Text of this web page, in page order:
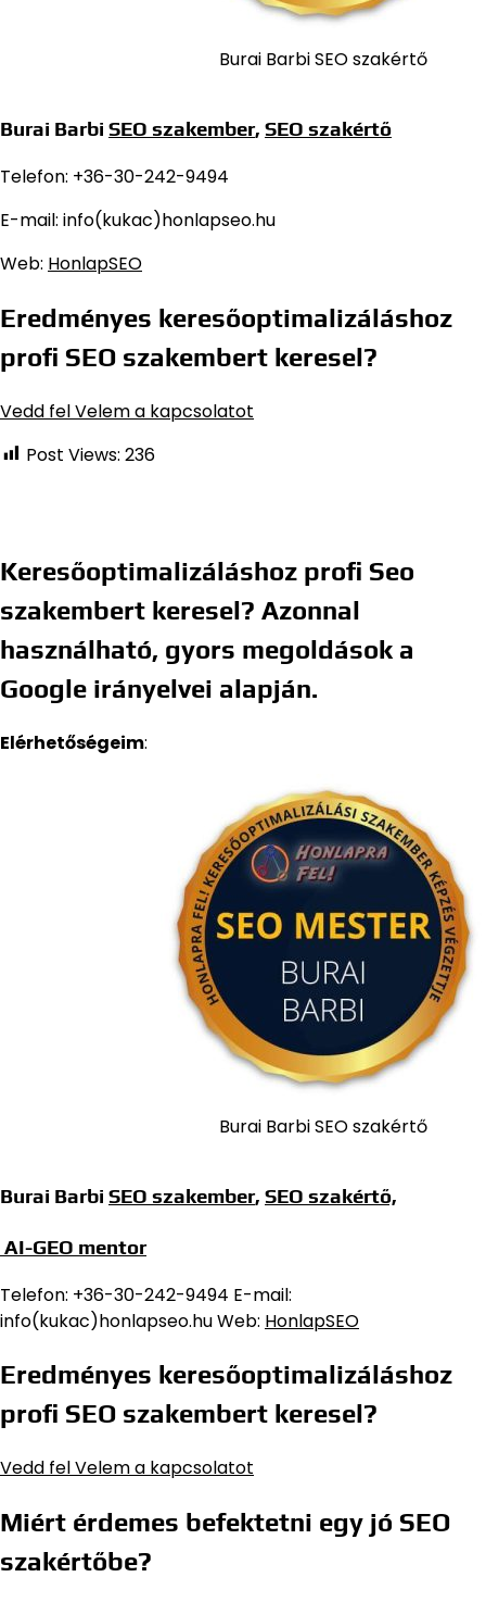
Burai Barbi SEO szakértő
Burai Barbi SEO szakember, SEO szakértő
Telefon: +36-30-242-9494
E-mail: info(kukac)honlapseo.hu
Web: HonlapSEO
Eredményes keresőoptimalizáláshoz
profi SEO szakembert keresel?
Vedd fel Velem a kapcsolatot
Post Views: 236
Keresőoptimalizáláshoz profi Seo
szakembert keresel? Azonnal
használható, gyors megoldások a
Google irányelvei alapján.
Elérhetőségeim:
Burai Barbi SEO szakértő
Burai Barbi SEO szakember, SEO szakértő,
AI-GEO mentor
Telefon: +36-30-242-9494 E-mail:
info(kukac)honlapseo.hu Web: HonlapSEO
Eredményes keresőoptimalizáláshoz
profi SEO szakembert keresel?
Vedd fel Velem a kapcsolatot
Miért érdemes befektetni egy jó SEO
szakértőbe?